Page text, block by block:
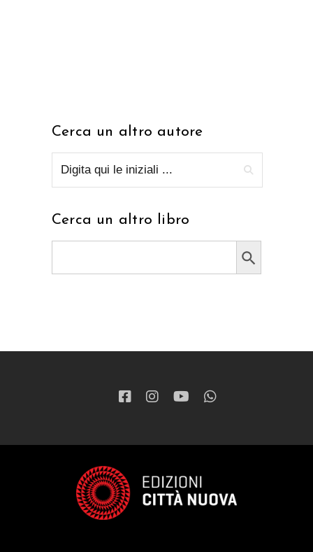
Cerca un altro autore
Cerca un altro libro
Search Button